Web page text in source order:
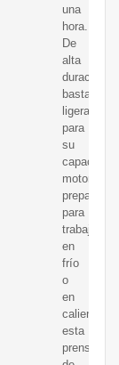
una
hora.
De
alta
duración,
bastante
ligera
para
su
capacidad
motora,
preparada
para
trabajar
en
frío
o
en
caliente,
esta
prensa